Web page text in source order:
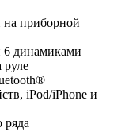
приборной
6 динамиками
руле
iPod/iPhone и
ряда